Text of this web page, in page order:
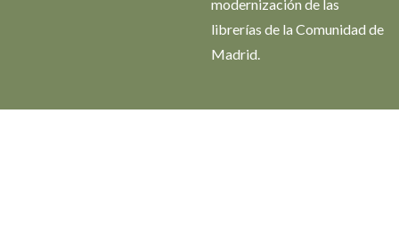
modernización de las
librerías de la Comunidad de
Madrid.